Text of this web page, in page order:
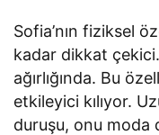
Sofia’nın fiziksel
kadar dikkat
ağırlığında. Bu
etkileyici kılıyor.
duruşu, onu moda